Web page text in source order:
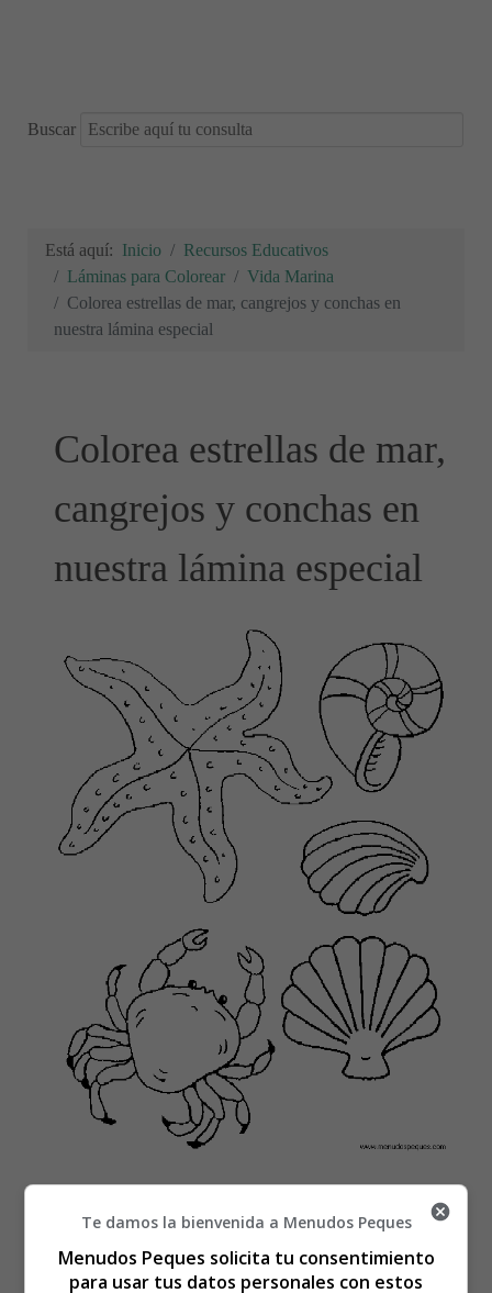
Buscar
Está aquí: Inicio
Recursos Educativos
Láminas para Colorear
Vida Marina
Colorea estrellas de mar, cangrejos y conchas en
nuestra lámina especial
Colorea estrellas de mar,
cangrejos y conchas en
nuestra lámina especial
primero en el ordenador.
🌊🖍️ Dibuja la Vida Marina:
Te damos la bienvenida a Menudos Peques
Menudos Peques solicita tu consentimiento
para usar tus datos personales con estos